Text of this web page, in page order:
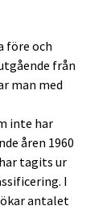
före och
från
man med
inte har
åren 1960
tagits ur
I
antalet